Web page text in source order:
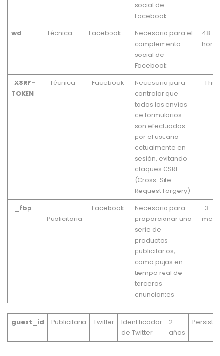
social de
Facebook
wd Técnica Facebook
Necesaria para el
complemento
social de
Facebook
48
horas
XSRF-
TOKEN
Técnica Facebook
Necesaria para
controlar que
todos los envíos
de formularios
son efectuados
por el usuario
actualmente en
sesión, evitando
ataques CSRF
(Cross-Site
Request Forgery)
1
_fbp
Publicitaria
Facebook
Necesaria para
proporcionar una
serie de
productos
publicitarios,
como pujas en
tiempo real de
terceros
anunciantes
3
guest_id Publicitaria Twitter
Identificador
de Twitter
2
años